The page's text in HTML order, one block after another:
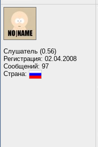
Слушатель (0.56)
Регистрация: 02.04.2008
Сообщений: 97
Страна: